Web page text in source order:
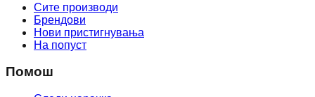
Сите производи
Брендови
Нови пристигнувања
На попуст
Помош